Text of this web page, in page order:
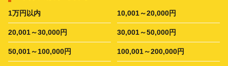
1万円以内 10,001～20,000円
20,001～30,000円 30,001～50,000円
50,001～100,000円 100,001～200,000円